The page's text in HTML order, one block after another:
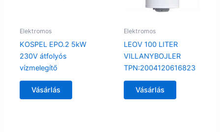
Elektromos
KOSPEL EPO.2 5kW
230V átfolyós
vízmelegítő
Vásárlás
Elektromos
LEOV 100 LITER
VILLANYBOJLER
TPN:2004120616823
Vásárlás